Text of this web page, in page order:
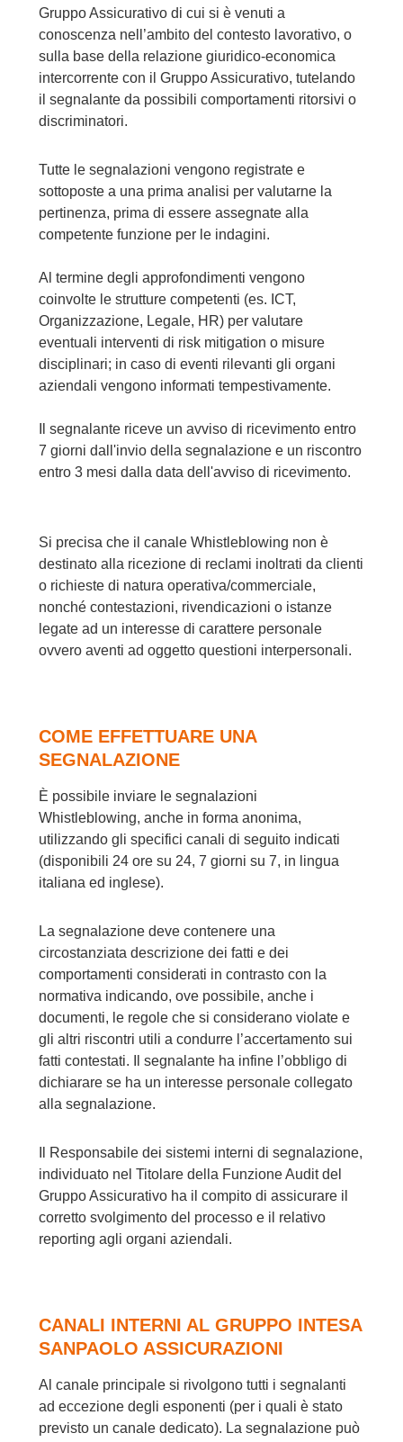
Gruppo Assicurativo di cui si è venuti a
conoscenza nell’ambito del contesto lavorativo, o
sulla base della relazione giuridico-economica
intercorrente con il Gruppo Assicurativo, tutelando
il segnalante da possibili comportamenti ritorsivi o
discriminatori.
Tutte le segnalazioni vengono registrate e
sottoposte a una prima analisi per valutarne la
pertinenza, prima di essere assegnate alla
competente funzione per le indagini.
Al termine degli approfondimenti vengono
coinvolte le strutture competenti (es. ICT,
Organizzazione, Legale, HR) per valutare
eventuali interventi di risk mitigation o misure
disciplinari; in caso di eventi rilevanti gli organi
aziendali vengono informati tempestivamente.
Il segnalante riceve un avviso di ricevimento entro
7 giorni dall'invio della segnalazione e un riscontro
entro 3 mesi dalla data dell'avviso di ricevimento.
Si precisa che il canale Whistleblowing non è
destinato alla ricezione di reclami inoltrati da clienti
o richieste di natura operativa/commerciale,
nonché contestazioni, rivendicazioni o istanze
legate ad un interesse di carattere personale
ovvero aventi ad oggetto questioni interpersonali.
COME EFFETTUARE UNA
SEGNALAZIONE
È possibile inviare le segnalazioni
Whistleblowing, anche in forma anonima,
utilizzando gli specifici canali di seguito indicati
(disponibili 24 ore su 24, 7 giorni su 7, in lingua
italiana ed inglese).
La segnalazione deve contenere una
circostanziata descrizione dei fatti e dei
comportamenti considerati in contrasto con la
normativa indicando, ove possibile, anche i
documenti, le regole che si considerano violate e
gli altri riscontri utili a condurre l’accertamento sui
fatti contestati. Il segnalante ha infine l’obbligo di
dichiarare se ha un interesse personale collegato
alla segnalazione.
Il Responsabile dei sistemi interni di segnalazione,
individuato nel Titolare della Funzione Audit del
Gruppo Assicurativo ha il compito di assicurare il
corretto svolgimento del processo e il relativo
reporting agli organi aziendali.
CANALI INTERNI AL GRUPPO INTESA
SANPAOLO ASSICURAZIONI
Al canale principale si rivolgono tutti i segnalanti
ad eccezione degli esponenti (per i quali è stato
previsto un canale dedicato). La segnalazione può